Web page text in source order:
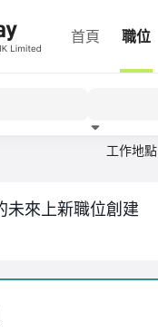
首頁 職位
工作地點
未來上新職位創建